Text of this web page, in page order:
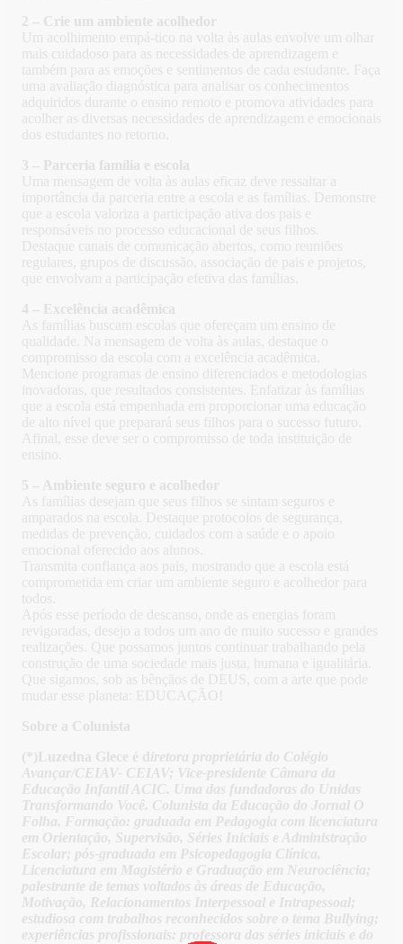
2 – Crie um ambiente acolhedor
Um acolhimento empá-tico na volta às aulas envolve um olhar
mais cuidadoso para as necessidades de aprendizagem e
também para as emoções e sentimentos de cada estudante. Faça
uma avaliação diagnóstica para analisar os conhecimentos
adquiridos durante o ensino remoto e promova atividades para
acolher as diversas necessidades de aprendizagem e emocionais
dos estudantes no retorno.
3 – Parceria família e escola
Uma mensagem de volta às aulas eficaz deve ressaltar a
importância da parceria entre a escola e as famílias. Demonstre
que a escola valoriza a participação ativa dos pais e
responsáveis no processo educacional de seus filhos.
Destaque canais de comunicação abertos, como reuniões
regulares, grupos de discussão, associação de pais e projetos,
que envolvam a participação efetiva das famílias.
4 – Excelência acadêmica
As famílias buscam escolas que ofereçam um ensino de
qualidade. Na mensagem de volta às aulas, destaque o
compromisso da escola com a excelência acadêmica.
Mencione programas de ensino diferenciados e metodologias
inovadoras, que resultados consistentes. Enfatizar às famílias
que a escola está empenhada em proporcionar uma educação
de alto nível que preparará seus filhos para o sucesso futuro.
Afinal, esse deve ser o compromisso de toda instituição de
ensino.
5 – Ambiente seguro e acolhedor
As famílias desejam que seus filhos se sintam seguros e
amparados na escola. Destaque protocolos de segurança,
medidas de prevenção, cuidados com a saúde e o apoio
emocional oferecido aos alunos.
Transmita confiança aos pais, mostrando que a escola está
comprometida em criar um ambiente seguro e acolhedor para
todos.
Após esse período de descanso, onde as energias foram
revigoradas, desejo a todos um ano de muito sucesso e grandes
realizações. Que possamos juntos continuar trabalhando pela
construção de uma sociedade mais justa, humana e igualitária.
Que sigamos, sob as bênçãos de DEUS, com a arte que pode
mudar esse planeta: EDUCAÇÃO!
Sobre a Colunista
(*)Luzedna Glece é d iretora proprietária do Colégio
Avançar/CEIAV- CEIAV; Vice-presidente Câmara da
Educação Infantil ACIC. Uma das fundadoras do Unidas
Transformando Você. Colunista da Educação do Jornal O
Folha. Formação: graduada em Pedagogia com licenciatura
em Orientação, Supervisão, Séries Iniciais e Administração
Escolar; pós-graduada em Psicopedagogia Clínica,
Licenciatura em Magistério e Graduação em Neurociência;
palestrante de temas voltados às áreas de Educação,
Motivação, Relacionamentos Interpessoal e Intrapessoal;
estudiosa com trabalhos reconhecidos sobre o tema Bullying;
experiências profissionais: professora das séries iniciais e do